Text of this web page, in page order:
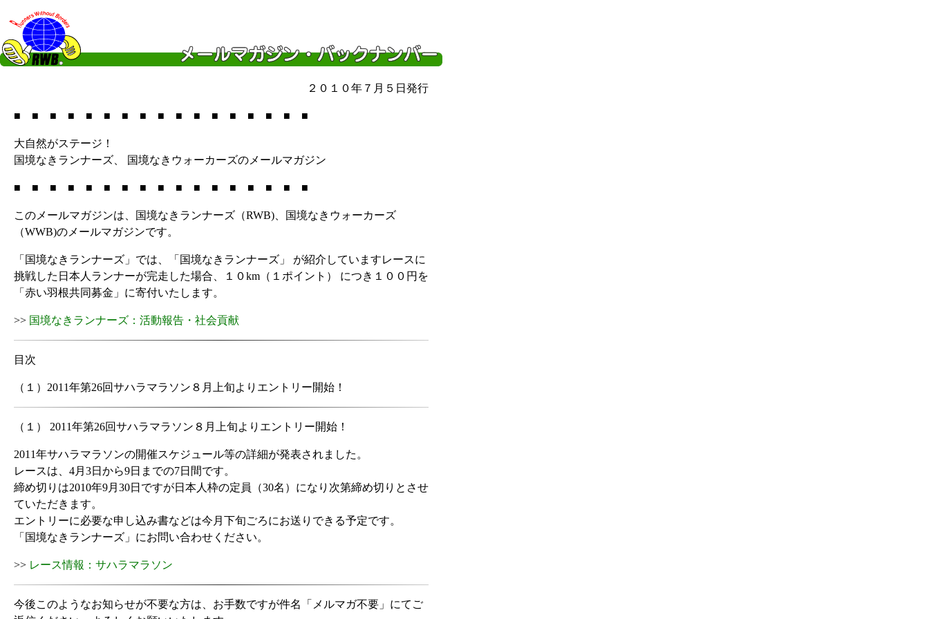
２０１０年７月５日発行
■ ■ ■ ■ ■ ■ ■ ■ ■ ■ ■ ■ ■ ■ ■ ■ ■
大自然がステージ！
国境なきランナーズ、 国境なきウォーカーズのメールマガジン
■ ■ ■ ■ ■ ■ ■ ■ ■ ■ ■ ■ ■ ■ ■ ■ ■
このメールマガジンは、国境なきランナーズ（RWB)、国境なきウォーカーズ
（WWB)のメールマガジンです。
「国境なきランナーズ」では、「国境なきランナーズ」 が紹介していますレースに
挑戦した日本人ランナーが完走した場合、１０km（１ポイント） につき１００円を
「赤い羽根共同募金」に寄付いたします。
>> 国境なきランナーズ：活動報告・社会貢献
目次
（１）2011年第26回サハラマラソン８月上旬よりエントリー開始！
（１） 2011年第26回サハラマラソン８月上旬よりエントリー開始！
2011年サハラマラソンの開催スケジュール等の詳細が発表されました。
レースは、4月3日から9日までの7日間です。
締め切りは2010年9月30日ですが日本人枠の定員（30名）になり次第締め切りとさせ
ていただきます。
エントリーに必要な申し込み書などは今月下旬ごろにお送りできる予定です。
「国境なきランナーズ」にお問い合わせください。
>> レース情報：サハラマラソン
今後このようなお知らせが不要な方は、お手数ですが件名「メルマガ不要」にてご